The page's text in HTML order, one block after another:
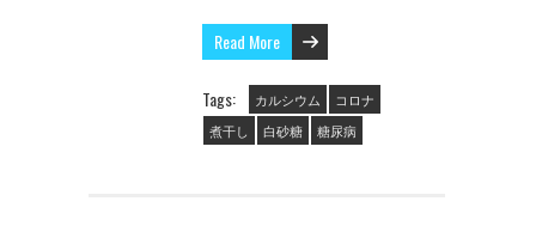
Read More
Tags: カルシウム
コロナ
煮干し
白砂糖 糖尿病